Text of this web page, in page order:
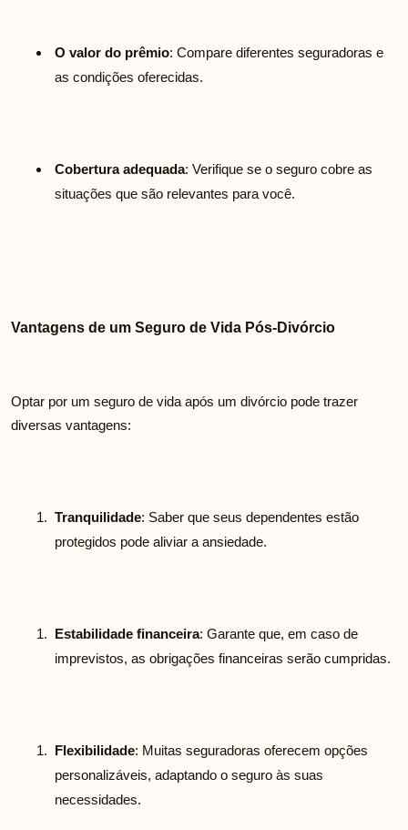
O valor do prêmio: Compare diferentes seguradoras e
as condições oferecidas.
Cobertura adequada: Verifique se o seguro cobre as
situações que são relevantes para você.
Vantagens de um Seguro de Vida Pós-Divórcio
Optar por um seguro de vida após um divórcio pode trazer
diversas vantagens:
Tranquilidade: Saber que seus dependentes estão
protegidos pode aliviar a ansiedade.
Estabilidade financeira: Garante que, em caso de
imprevistos, as obrigações financeiras serão cumpridas.
Flexibilidade: Muitas seguradoras oferecem opções
personalizáveis, adaptando o seguro às suas
necessidades.